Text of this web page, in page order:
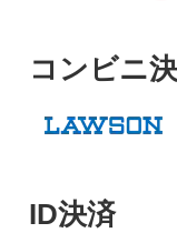
コンビニ
ID決済